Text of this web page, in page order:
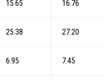
15.65 16.76
25.38 27.20
6.95 7.45